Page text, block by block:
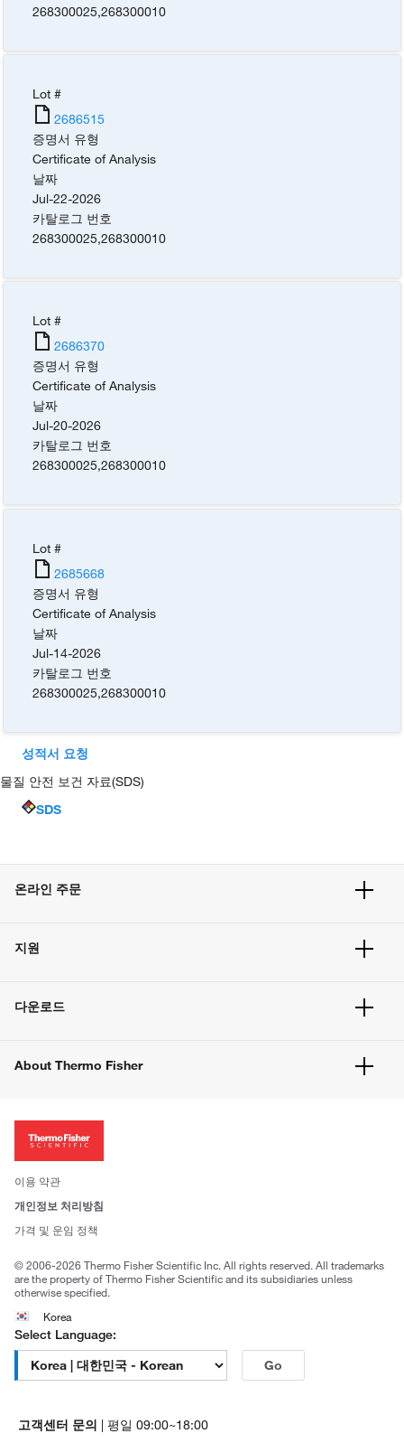
268300025,268300010
Lot #
2686515
증명서 유형
Certificate of Analysis
날짜
Jul-22-2026
카탈로그 번호
268300025,268300010
Lot #
2686370
증명서 유형
Certificate of Analysis
날짜
Jul-20-2026
카탈로그 번호
268300025,268300010
Lot #
2685668
증명서 유형
Certificate of Analysis
날짜
Jul-14-2026
카탈로그 번호
268300025,268300010
성적서 요청
물질 안전 보건 자료(SDS)
SDS
온라인 주문
주문 방법
벌크 주문
지원
고객 센터
웹사이트 개선사항
다운로드
About Thermo Fisher
투자자
사회적 책임
브랜드
이용 약관
개인정보 처리방침
가격 및 운임 정책
© 2006-2026 Thermo Fisher Scientific Inc. All rights reserved. All trademarks
are the property of Thermo Fisher Scientific and its subsidiaries unless
otherwise specified.
Korea
Select Language:
Go
고객센터 문의 | 평일 09:00~18:00